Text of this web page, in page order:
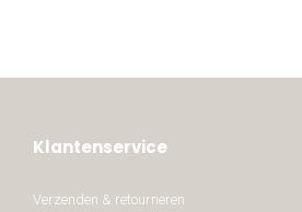
Klantenservice
Verzenden & retourneren